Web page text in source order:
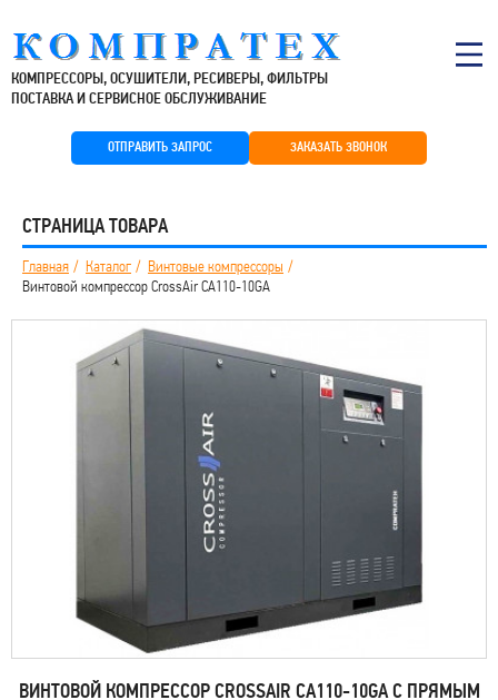
КОМПРЕССОРЫ, ОСУШИТЕЛИ, РЕСИВЕРЫ, ФИЛЬТРЫ
ПОСТАВКА И СЕРВИСНОЕ ОБСЛУЖИВАНИЕ
ОТПРАВИТЬ ЗАПРОС ЗАКАЗАТЬ ЗВОНОК
СТРАНИЦА ТОВАРА
Главная Каталог
Винтовые компрессоры
Винтовой компрессор CrossAir CA110-10GA
ВИНТОВОЙ КОМПРЕССОР CROSSAIR CA110-10GA С ПРЯМЫМ